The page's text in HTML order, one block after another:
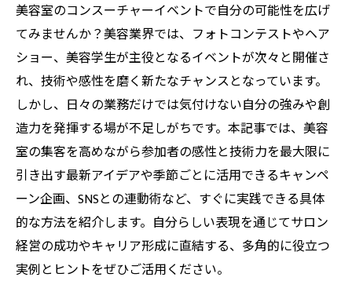
美容室のコンスーチャーイベントで自分の可能性を広げ
てみませんか？美容業界では、フォトコンテストやヘア
ショー、美容学生が主役となるイベントが次々と開催さ
れ、技術や感性を磨く新たなチャンスとなっています。
しかし、日々の業務だけでは気付けない自分の強みや創
造力を発揮する場が不足しがちです。本記事では、美容
室の集客を高めながら参加者の感性と技術力を最大限に
引き出す最新アイデアや季節ごとに活用できるキャンペ
ーン企画、SNSとの連動術など、すぐに実践できる具体
的な方法を紹介します。自分らしい表現を通じてサロン
経営の成功やキャリア形成に直結する、多角的に役立つ
実例とヒントをぜひご活用ください。